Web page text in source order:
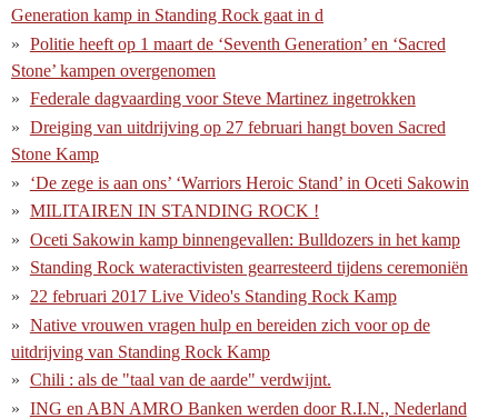
Generation kamp in Standing Rock gaat in d
Politie heeft op 1 maart de ‘Seventh Generation’ en ‘Sacred
Stone’ kampen overgenomen
Federale dagvaarding voor Steve Martinez ingetrokken
Dreiging van uitdrijving op 27 februari hangt boven Sacred
Stone Kamp
‘De zege is aan ons’ ‘Warriors Heroic Stand’ in Oceti Sakowin
MILITAIREN IN STANDING ROCK !
Oceti Sakowin kamp binnengevallen: Bulldozers in het kamp
Standing Rock wateractivisten gearresteerd tijdens ceremoniën
22 februari 2017 Live Video's Standing Rock Kamp
Native vrouwen vragen hulp en bereiden zich voor op de
uitdrijving van Standing Rock Kamp
Chili : als de "taal van de aarde" verdwijnt.
ING en ABN AMRO Banken werden door R.I.N., Nederland